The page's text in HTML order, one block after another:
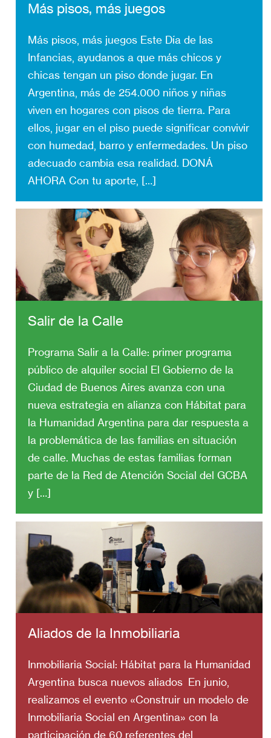
Más pisos, más juegos
Más pisos, más juegos Este Día de las
Infancias, ayudanos a que más chicos y
chicas tengan un piso donde jugar. En
Argentina, más de 254.000 niños y niñas
viven en hogares con pisos de tierra. Para
ellos, jugar en el piso puede significar convivir
con humedad, barro y enfermedades. Un piso
adecuado cambia esa realidad. DONÁ
AHORA Con tu aporte, […]
Salir de la Calle
Programa Salir a la Calle: primer programa
público de alquiler social El Gobierno de la
Ciudad de Buenos Aires avanza con una
nueva estrategia en alianza con Hábitat para
la Humanidad Argentina para dar respuesta a
la problemática de las familias en situación
de calle. Muchas de estas familias forman
parte de la Red de Atención Social del GCBA
y […]
Aliados de la Inmobiliaria
Inmobiliaria Social: Hábitat para la Humanidad
Argentina busca nuevos aliados En junio,
realizamos el evento «Construir un modelo de
Inmobiliaria Social en Argentina» con la
participación de 60 referentes del